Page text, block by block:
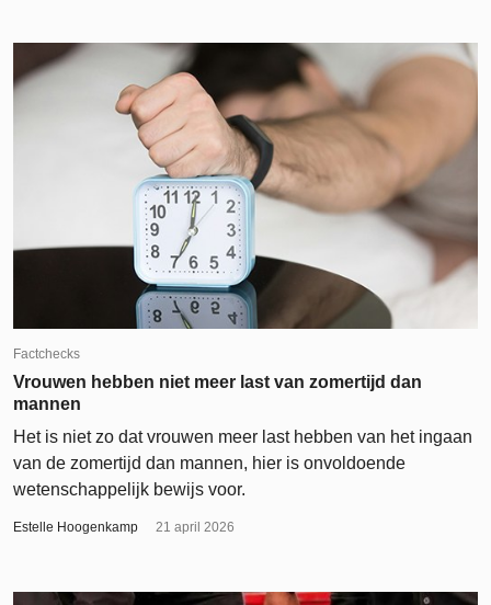
Factchecks
Vrouwen hebben niet meer last van zomertijd dan
mannen
Het is niet zo dat vrouwen meer last hebben van het ingaan
van de zomertijd dan mannen, hier is onvoldoende
wetenschappelijk bewijs voor.
Estelle Hoogenkamp 21 april 2026